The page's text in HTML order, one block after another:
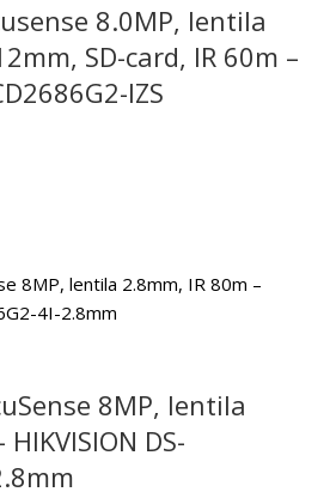
8.0MP, lentila
SD-card, IR 60m –
IZS
8MP, lentila
DS-